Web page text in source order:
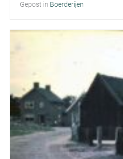
Gepost in Boerderijen